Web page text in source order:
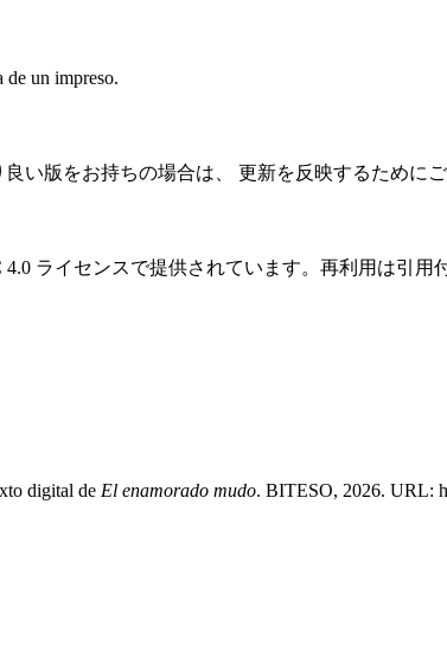
de un impreso.
い版をお持ちの場合は、 更新を反映するためにご
4.0 ライセンスで提供されています。再利用は引
digital de El enamorado mudo. BITESO, 2026. URL: